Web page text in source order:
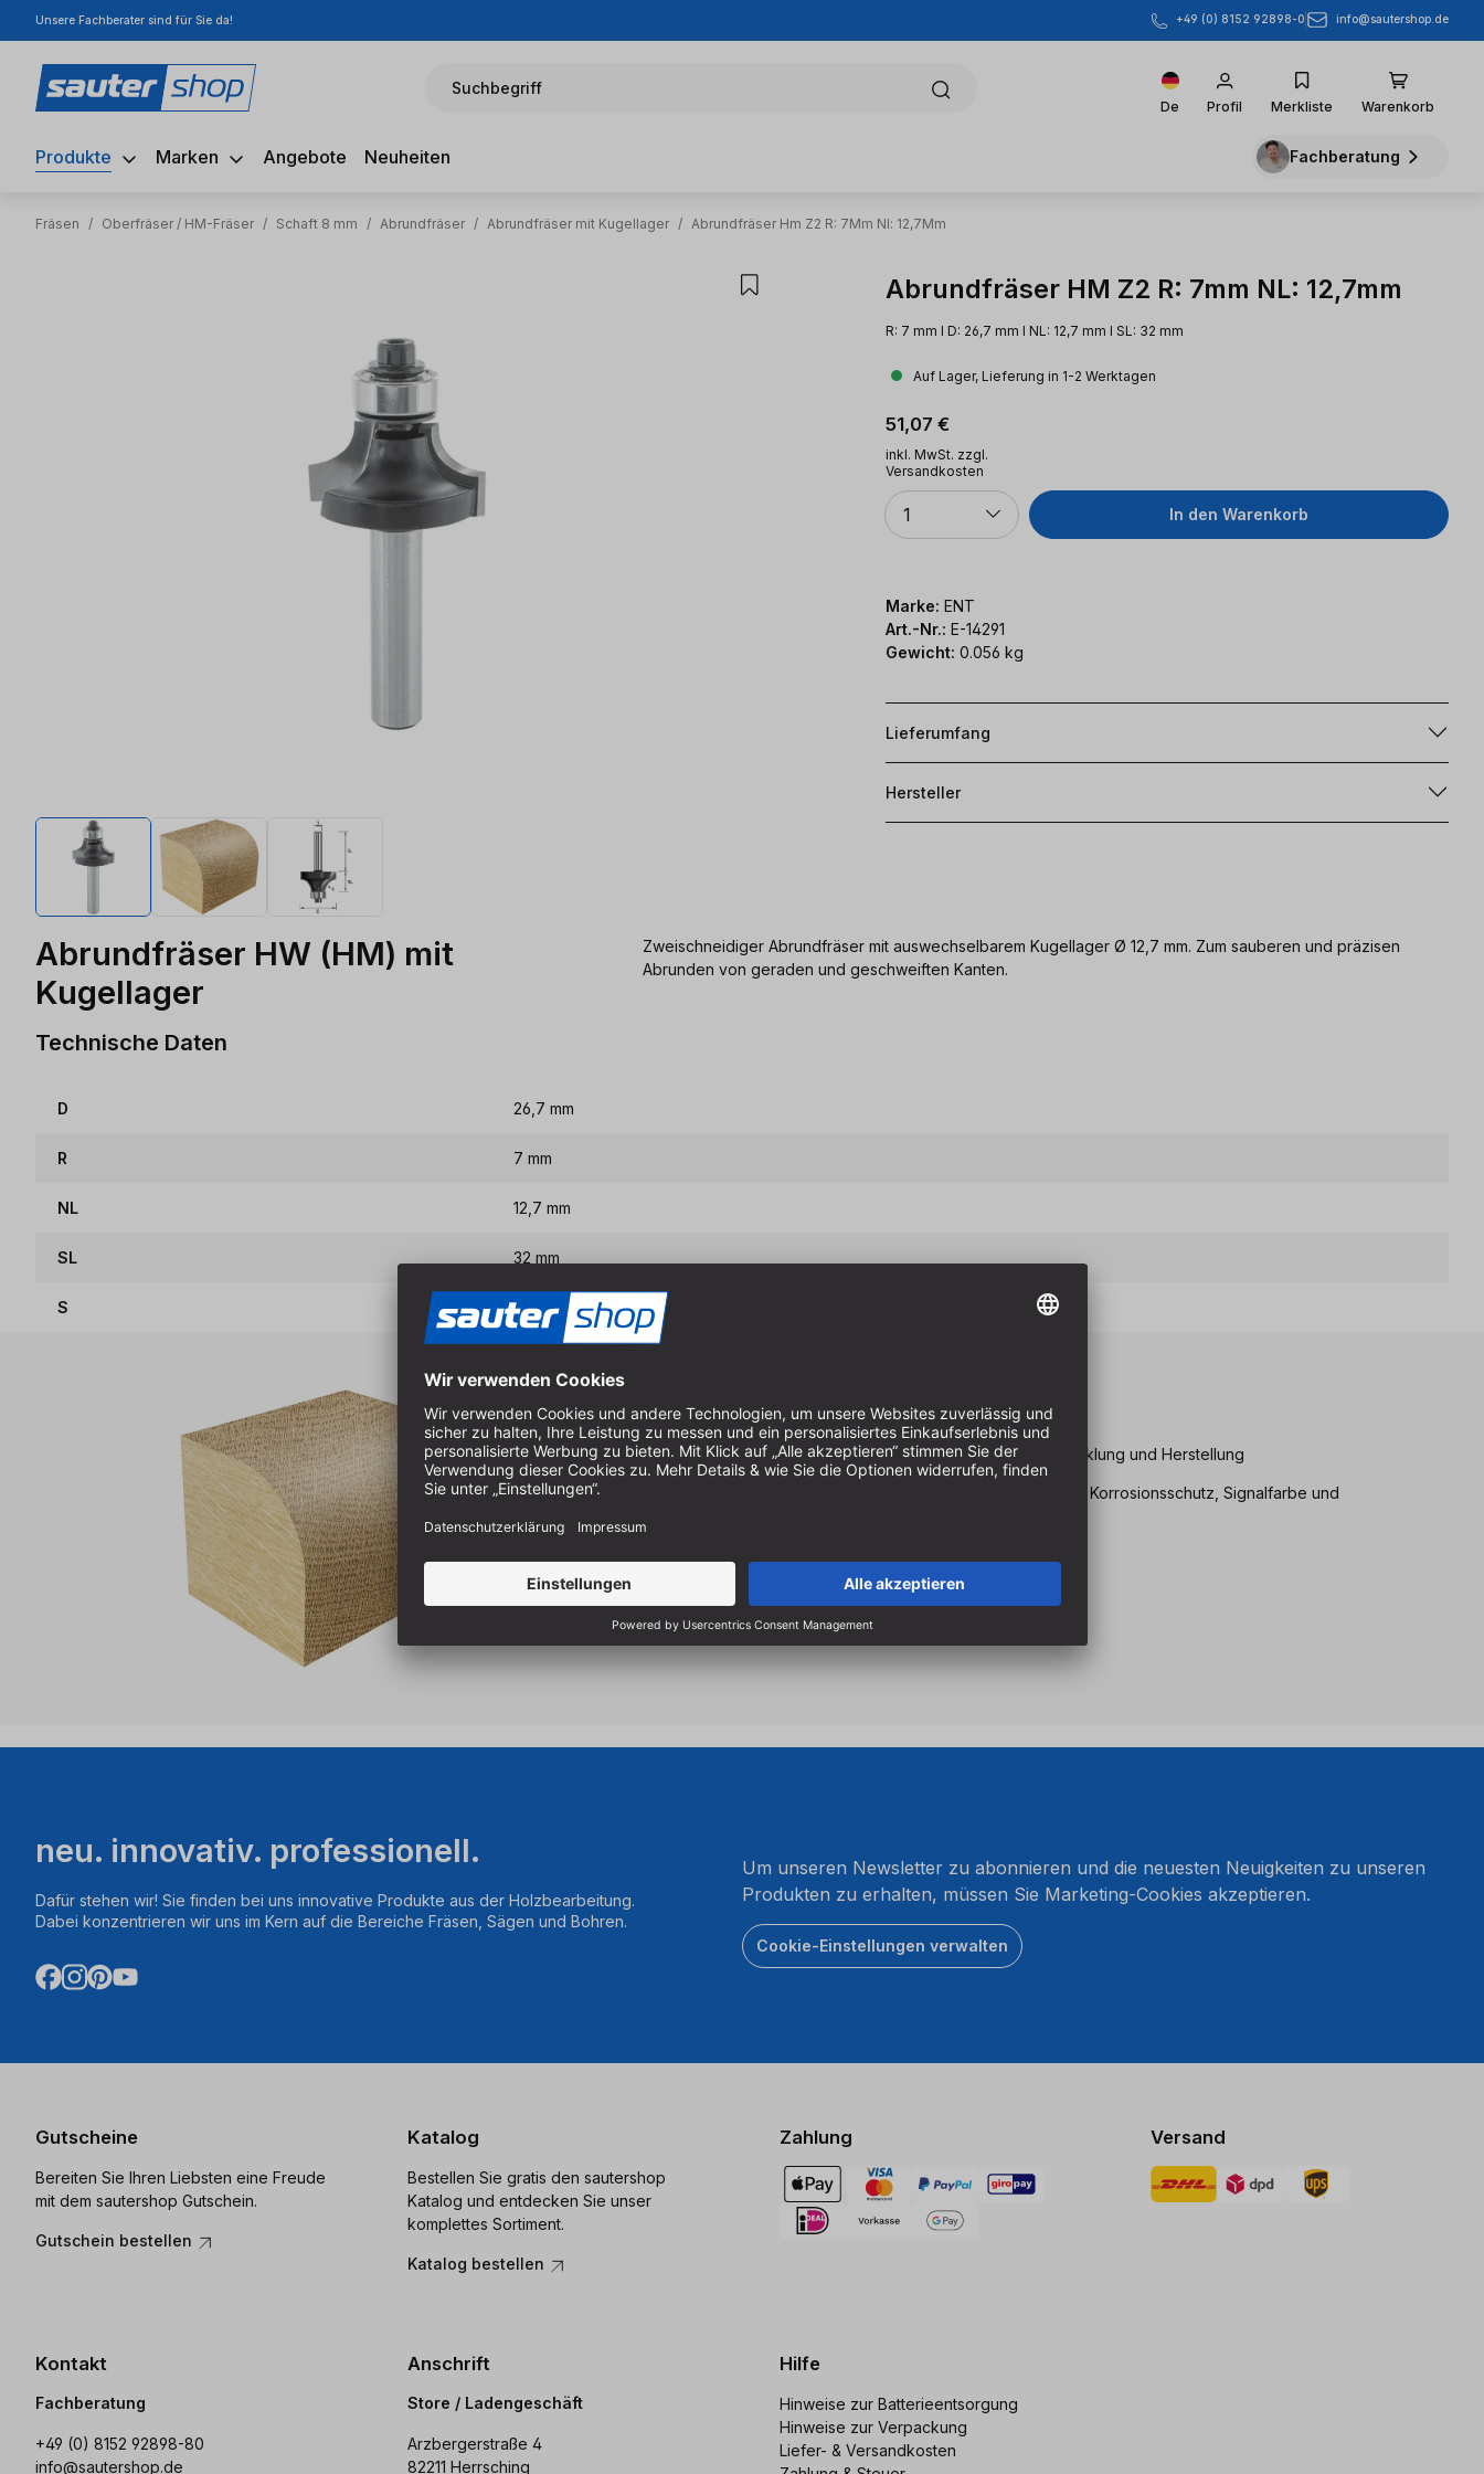
Hauptinhalt springen
Zur Suche springen
Zur Hauptnavigation springen
Unsere Fachberater sind für Sie da! +49 (0) 8152 92898-0 info@sautershop.de
Suchbegriff
De Profil Merkliste Warenkorb
Produkte Marken Angebote Neuheiten Fachberatung
Fräsen / Oberfräser / HM-Fräser / Schaft 8 mm / Abrundfräser / Abrundfräser mit Kugellager / Abrundfräser Hm Z2 R: 7Mm Nl: 12,7Mm
Abrundfräser HM Z2 R: 7mm NL: 12,7mm
R: 7 mm l D: 26,7 mm l NL: 12,7 mm l SL: 32 mm
Auf Lager, Lieferung in 1-2 Werktagen
Regulärer Preis:
51,07 €
inkl. MwSt. zzgl.
Versandkosten
Anzahl
1 In den Warenkorb
Marke: ENT
Art.-Nr.: E-14291
Gewicht: 0.056 kg
Lieferumfang
Hersteller
Abrundfräser HW (HM) mit
Kugellager
Zweischneidiger Abrundfräser mit auswechselbarem Kugellager Ø 12,7 mm. Zum sauberen und präzisen
Abrunden von geraden und geschweiften Kanten.
Technische Daten
D 26,7 mm
R 7 mm
NL 12,7 mm
SL 32 mm
S 8 mm
Eigenschaften & Vorteile
Hartmetall (HM) aus freud eigener Entwicklung und Herstellung
für höherer Lebensdauer, Korrosionsschutz, Signalfarbe und
neu. innovativ. professionell.
Dafür stehen wir! Sie finden bei uns innovative Produkte aus der Holzbearbeitung.
Dabei konzentrieren wir uns im Kern auf die Bereiche Fräsen, Sägen und Bohren.
Um unseren Newsletter zu abonnieren und die neuesten Neuigkeiten zu unseren
Produkten zu erhalten, müssen Sie Marketing-Cookies akzeptieren.
Cookie-Einstellungen verwalten
Gutscheine
Bereiten Sie Ihren Liebsten eine Freude
mit dem sautershop Gutschein.
Gutschein bestellen
Katalog
Bestellen Sie gratis den sautershop
Katalog und entdecken Sie unser
komplettes Sortiment.
Katalog bestellen
Zahlung Versand
Kontakt
Fachberatung
+49 (0) 8152 92898-80
info@sautershop.de
Anschrift
Store / Ladengeschäft
Arzbergerstraße 4
82211 Herrsching
Hilfe
Hinweise zur Batterieentsorgung
Hinweise zur Verpackung
Liefer- & Versandkosten